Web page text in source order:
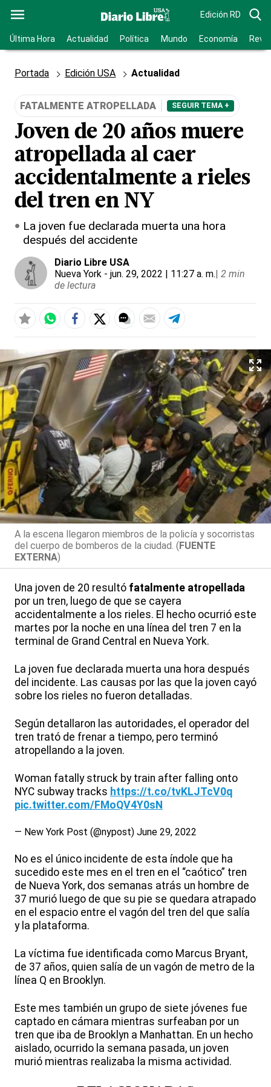
Edición RD
Última Hora Actualidad Política Mundo Economía
Portada Edición USA Actualidad
FATALMENTE ATROPELLADA SEGUIR TEMA +
Joven de 20 años muere
atropellada al caer
accidentalmente a rieles
del tren en NY
La joven fue declarada muerta una hora
después del accidente
Diario Libre USA
Nueva York - jun. 29, 2022 | 11:27 a. m.| 2 min
de lectura
A la escena llegaron miembros de la policía y socorristas
del cuerpo de bomberos de la ciudad. (FUENTE
EXTERNA)
Una joven de 20 resultó fatalmente atropellada
por un tren, luego de que se cayera
accidentalmente a los rieles. El hecho ocurrió este
martes por la noche en una línea del tren 7 en la
terminal de Grand Central en Nueva York.
La joven fue declarada muerta una hora después
del incidente. Las causas por las que la joven cayó
sobre los rieles no fueron detalladas.
Según detallaron las autoridades, el operador del
tren trató de frenar a tiempo, pero terminó
atropellando a la joven.
Woman fatally struck by train after falling onto
NYC subway tracks https://t.co/tvKLJTcV0q
pic.twitter.com/FMoQV4Y0sN
— New York Post (@nypost) June 29, 2022
No es el único incidente de esta índole que ha
sucedido este mes en el tren en el “caótico” tren
de Nueva York, dos semanas atrás un hombre de
37 murió luego de que su pie se quedara atrapado
en el espacio entre el vagón del tren del que salía
y la plataforma.
La víctima fue identificada como Marcus Bryant,
de 37 años, quien salía de un vagón de metro de la
línea Q en Brooklyn.
Este mes también un grupo de siete jóvenes fue
captado en cámara mientras surfeaban por un
tren que iba de Brooklyn a Manhattan. En un hecho
aislado, ocurrido la semana pasada, un joven
murió mientras realizaba la misma actividad.